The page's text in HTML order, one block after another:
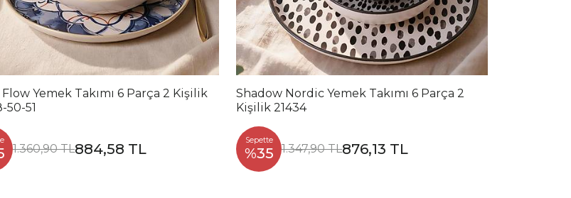
Yemek Takımı 6 Parça 2 Kişilik
50-51
1.360,90 TL884,58 TL
Shadow Nordic Yemek Takımı 6 Parça 2
Kişilik 21434
Sepette
%35 1.347,90 TL876,13 TL